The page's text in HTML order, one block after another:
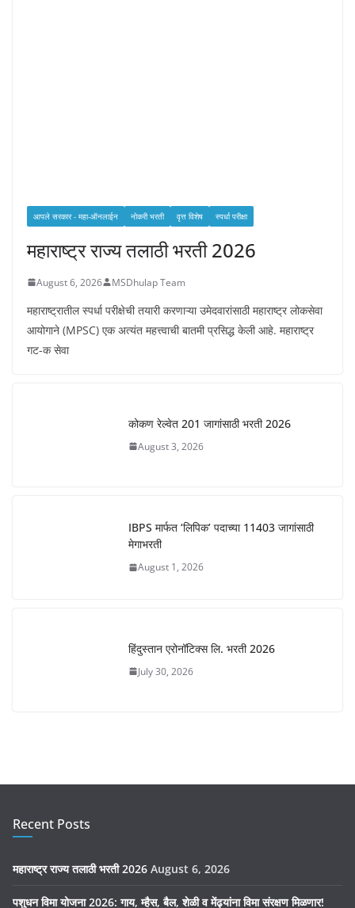
आपले सरकार - महा-ऑनलाईन नोकरी भरती वृत्त विशेष स्पर्धा परीक्षा
महाराष्ट्र राज्य तलाठी भरती 2026
August 6, 2026 MSDhulap Team
महाराष्ट्रातील स्पर्धा परीक्षेची तयारी करणाऱ्या उमेदवारांसाठी महाराष्ट्र लोकसेवा
आयोगाने (MPSC) एक अत्यंत महत्त्वाची बातमी प्रसिद्ध केली आहे. महाराष्ट्र
गट-क सेवा
कोकण रेल्वेत 201 जागांसाठी भरती 2026
August 3, 2026
IBPS मार्फत ‘लिपिक’ पदाच्या 11403 जागांसाठी
मेगाभरती
August 1, 2026
हिंदुस्तान एरोनॉटिक्स लि. भरती 2026
July 30, 2026
Recent Posts
महाराष्ट्र राज्य तलाठी भरती 2026 August 6, 2026
पशुधन विमा योजना 2026: गाय, म्हैस, बैल, शेळी व मेंढ्यांना विमा संरक्षण मिळणार!